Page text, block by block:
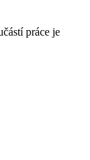
práce je